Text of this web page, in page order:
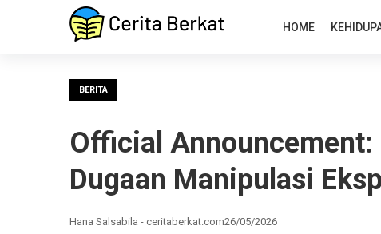
HOME
BERITA
Official
Dugaan Manipulasi
Hana Salsabila - ceritaberkat.com26/05/2026